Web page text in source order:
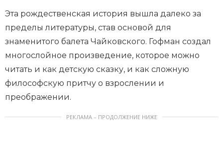
Эта рождественская история вышла далеко за
пределы литературы, став основой для
знаменитого балета Чайковского. Гофман создал
многослойное произведение, которое можно
читать и как детскую сказку, и как сложную
философскую притчу о взрослении и
преображении.
РЕКЛАМА – ПРОДОЛЖЕНИЕ НИЖЕ